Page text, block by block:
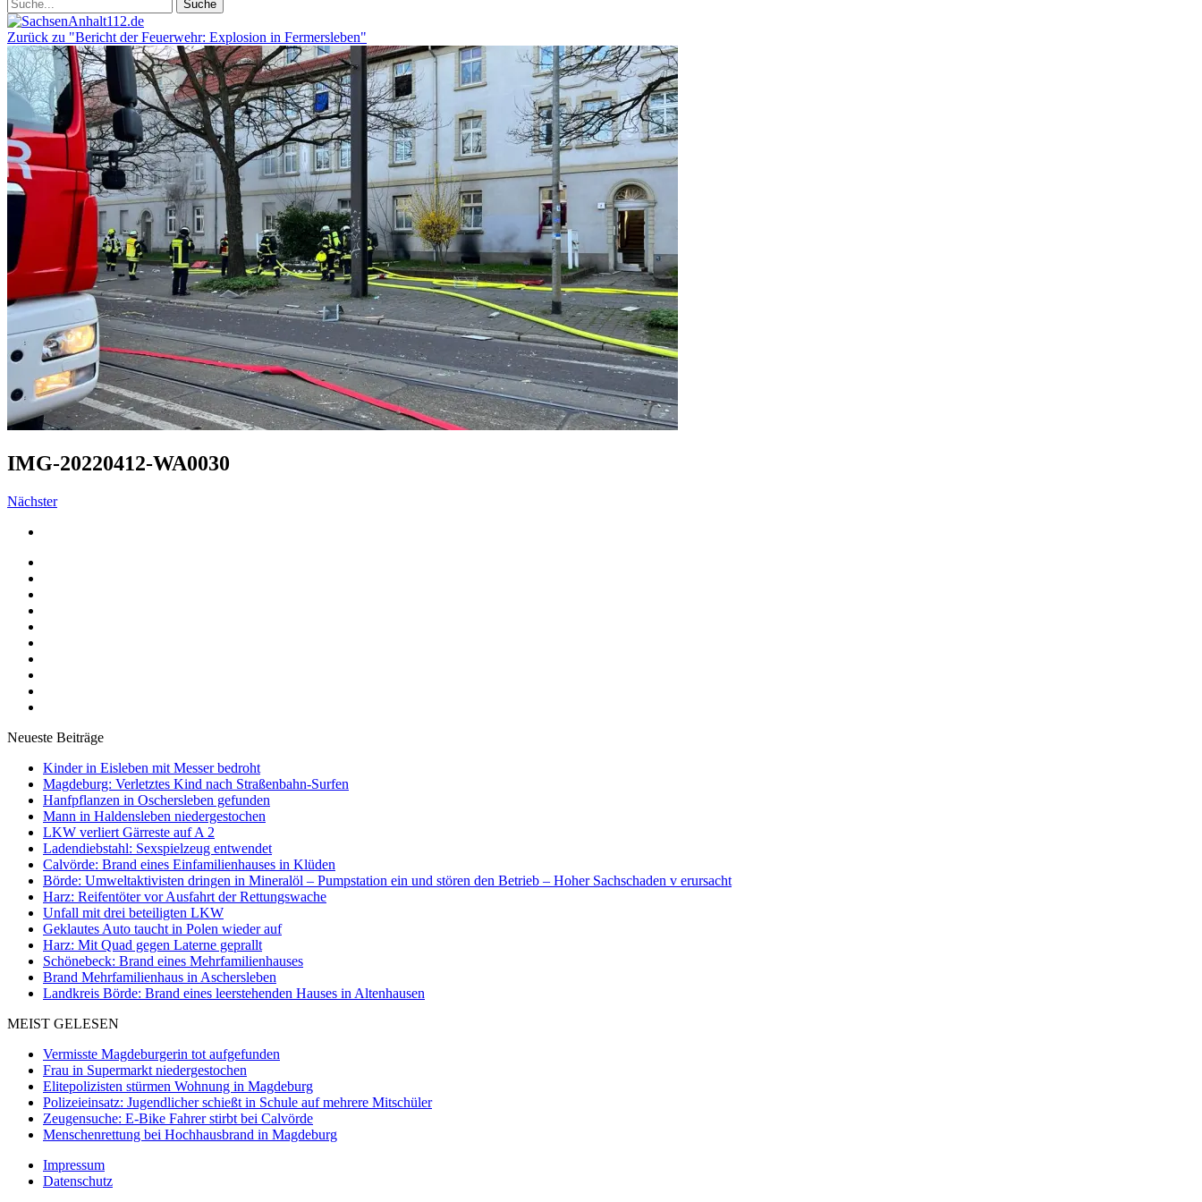
Zurück zu "Bericht der Feuerwehr: Explosion in Fermersleben"
IMG-20220412-WA0030
Nächster
Neueste Beiträge
Kinder in Eisleben mit Messer bedroht
Magdeburg: Verletztes Kind nach Straßenbahn-Surfen
Hanfpflanzen in Oschersleben gefunden
Mann in Haldensleben niedergestochen
LKW verliert Gärreste auf A 2
Ladendiebstahl: Sexspielzeug entwendet
Calvörde: Brand eines Einfamilienhauses in Klüden
Börde: Umweltaktivisten dringen in Mineralöl – Pumpstation ein und stören den Betrieb – Hoher Sachschaden v erursacht
Harz: Reifentöter vor Ausfahrt der Rettungswache
Unfall mit drei beteiligten LKW
Geklautes Auto taucht in Polen wieder auf
Harz: Mit Quad gegen Laterne geprallt
Schönebeck: Brand eines Mehrfamilienhauses
Brand Mehrfamilienhaus in Aschersleben
Landkreis Börde: Brand eines leerstehenden Hauses in Altenhausen
MEIST GELESEN
Vermisste Magdeburgerin tot aufgefunden
Frau in Supermarkt niedergestochen
Elitepolizisten stürmen Wohnung in Magdeburg
Polizeieinsatz: Jugendlicher schießt in Schule auf mehrere Mitschüler
Zeugensuche: E-Bike Fahrer stirbt bei Calvörde
Menschenrettung bei Hochhausbrand in Magdeburg
Impressum
Datenschutz